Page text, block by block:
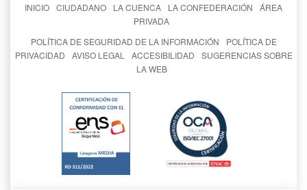
INICIO CIUDADANO LA CUENCA LA CONFEDERACIÓN
ÁREA
PRIVADA
POLÍTICA DE SEGURIDAD DE LA INFORMACIÓN
POLÍTICA DE
PRIVACIDAD
AVISO LEGAL ACCESIBILIDAD
SUGERENCIAS SOBRE
LA WEB